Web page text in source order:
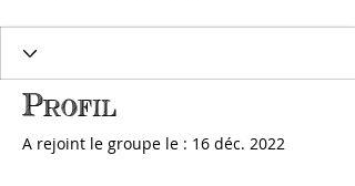
Profil
A rejoint le groupe le : 16 déc. 2022